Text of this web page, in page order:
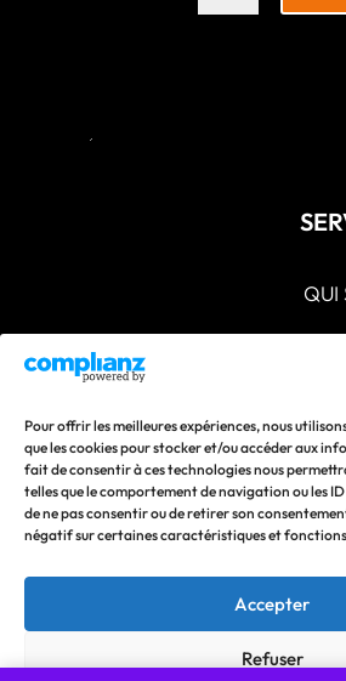
Pour offrir les meilleures expériences, nous
que les cookies pour stocker et/ou accéder aux
fait de consentir à ces technologies nous
telles que le comportement de navigation ou les
de ne pas consentir ou de retirer son
négatif sur certaines caractéristiques et
Accepter
Refuser
QUI
CGV – POLITIQUES DE
S.A.V POLITIQUE
Suivez nos actualités en vous